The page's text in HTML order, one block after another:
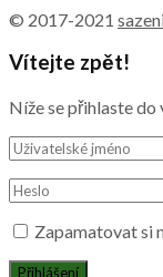
© 2017-2021
Vítejte zpět!
Níže se přihlaste do
Zapamatovat si